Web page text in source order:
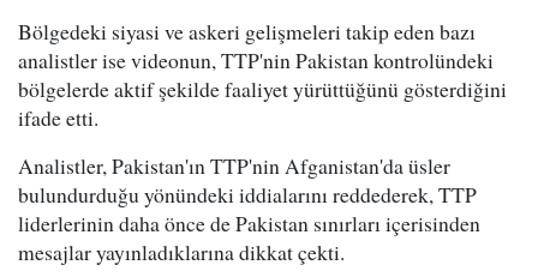
Bölgedeki siyasi ve askeri gelişmeleri takip eden bazı
analistler ise videonun, TTP'nin Pakistan kontrolündeki
bölgelerde aktif şekilde faaliyet yürüttüğünü gösterdiğini
ifade etti.
Analistler, Pakistan'ın TTP'nin Afganistan'da üsler
bulundurduğu yönündeki iddialarını reddederek, TTP
liderlerinin daha önce de Pakistan sınırları içerisinden
mesajlar yayınladıklarına dikkat çekti.